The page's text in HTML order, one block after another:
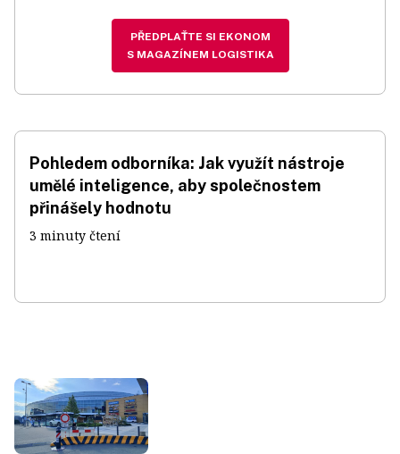
PŘEDPLAŤTE SI EKONOM
S MAGAZÍNEM LOGISTIKA
Pohledem odborníka: Jak využít nástroje
umělé inteligence, aby společnostem
přinášely hodnotu
3 minuty čtení